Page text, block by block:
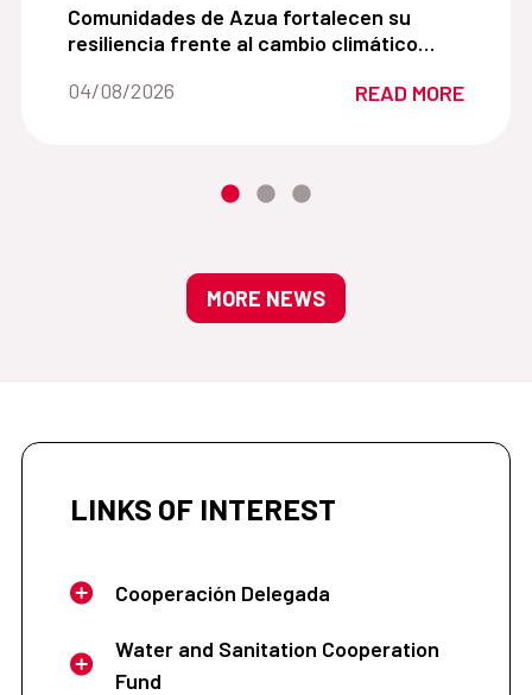
adolescentes promoviendo una comprensión
Comunidades de Azua fortalecen su resiliencia
Comunidades de Azua fortalecen su
resiliencia frente al cambio climático
sostenible del agua
Date of the news::
04/08/2026 READ MORE
MORE NEWS
LINKS OF INTEREST
Cooperación Delegada
Water and Sanitation Cooperation
Fund